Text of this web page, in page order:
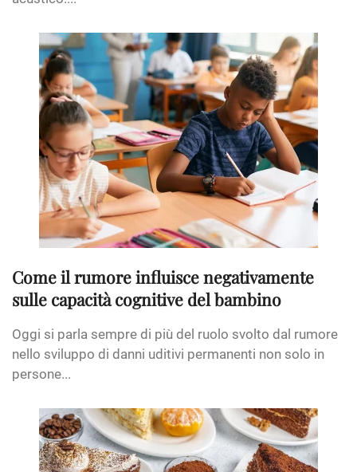
Come il rumore influisce negativamente
sulle capacità cognitive del bambino
Oggi si parla sempre di più del ruolo svolto dal rumore
nello sviluppo di danni uditivi permanenti non solo in
persone...